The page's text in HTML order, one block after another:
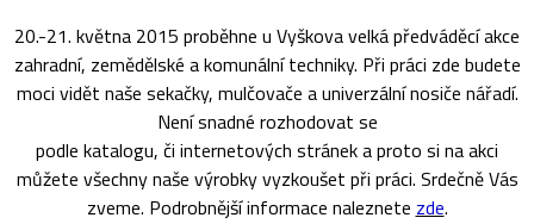
20.-21. května 2015 proběhne u Vyškova velká předváděcí akce
zahradní, zemědělské a komunální techniky. Při práci zde budete
moci vidět naše sekačky, mulčovače a univerzální nosiče nářadí.
Není snadné rozhodovat se
podle katalogu, či internetových stránek a proto si na akci
můžete všechny naše výrobky vyzkoušet při práci. Srdečně Vás
zveme. Podrobnější informace naleznete zde.